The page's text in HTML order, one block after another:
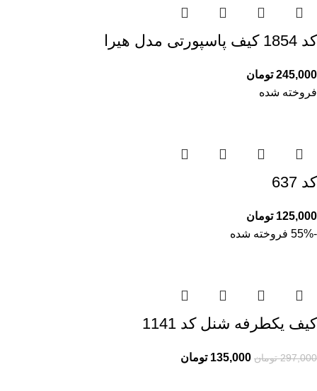
کد 1854 کیف پاسپورتی مدل هیرا
245,000 تومان
فروخته شده
کد 637
125,000 تومان
-55%
فروخته شده
کیف یکطرفه شنل کد 1141
297,000 تومان 135,000 تومان